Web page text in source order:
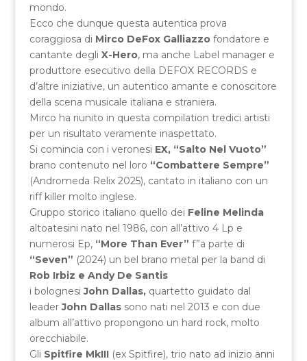
mondo.
Ecco che dunque questa autentica prova
coraggiosa di Mirco DeFox Galliazzo fondatore e
cantante degli X-Hero, ma anche Label manager e
produttore esecutivo della DEFOX RECORDS e
d’altre iniziative, un autentico amante e conoscitore
della scena musicale italiana e straniera.
Mirco ha riunito in questa compilation tredici artisti
per un risultato veramente inaspettato.
Si comincia con i veronesi EX, “Salto Nel Vuoto”
brano contenuto nel loro “Combattere Sempre”
(Andromeda Relix 2025), cantato in italiano con un
riff killer molto inglese.
Gruppo storico italiano quello dei Feline Melinda
altoatesini nato nel 1986, con all’attivo 4 Lp e
numerosi Ep,“More Than Ever” f”a parte di
“Seven” (2024) un bel brano metal per la band di
Rob Irbiz e Andy De Santis
i bolognesiJohn Dallas,quartetto guidato dal
leaderJohn Dallassono nati nel 2013 e con due
album all’attivo propongono un hard rock, molto
orecchiabile.
Gli Spitfire MkIII (ex Spitfire), trio nato ad inizio anni